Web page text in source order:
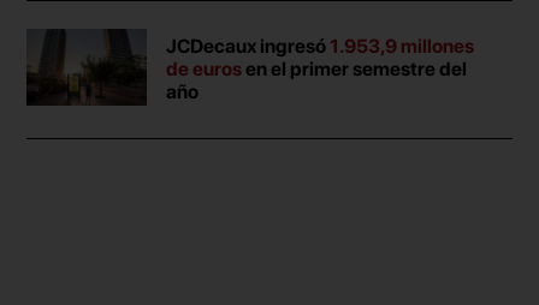
JCDecaux ingresó 1.953,9 millones
de eurosen el primer semestre del
año